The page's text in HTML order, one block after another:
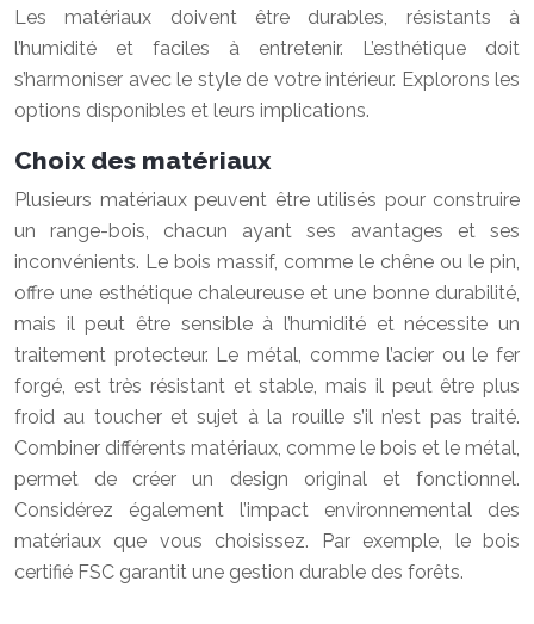
Les matériaux doivent être durables, résistants à
l’humidité et faciles à entretenir. L’esthétique doit
s’harmoniser avec le style de votre intérieur. Explorons les
options disponibles et leurs implications.
Choix des matériaux
Plusieurs matériaux peuvent être utilisés pour construire
un range-bois, chacun ayant ses avantages et ses
inconvénients. Le bois massif, comme le chêne ou le pin,
offre une esthétique chaleureuse et une bonne durabilité,
mais il peut être sensible à l’humidité et nécessite un
traitement protecteur. Le métal, comme l’acier ou le fer
forgé, est très résistant et stable, mais il peut être plus
froid au toucher et sujet à la rouille s’il n’est pas traité.
Combiner différents matériaux, comme le bois et le métal,
permet de créer un design original et fonctionnel.
Considérez également l’impact environnemental des
matériaux que vous choisissez. Par exemple, le bois
certifié FSC garantit une gestion durable des forêts.